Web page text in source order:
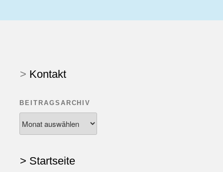
> Kontakt
BEITRAGSARCHIV
> Startseite